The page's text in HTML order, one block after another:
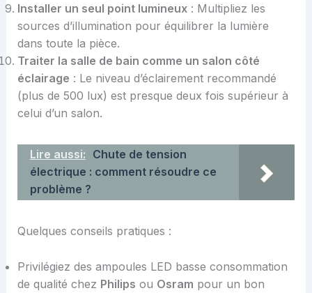
Installer un seul point lumineux: Multipliez les
sources d’illumination pour équilibrer la lumière
dans toute la pièce.
Traiter la salle de bain comme un salon côté
éclairage : Le niveau d’éclairement recommandé
(plus de 500 lux) est presque deux fois supérieur à
celui d’un salon.
Lire aussi: Chute de tension
électrique : comment résoudre ce
problème ?
Quelques conseils pratiques :
Privilégiez des ampoules LED basse consommation
de qualité chez Philips ou Osram pour un bon